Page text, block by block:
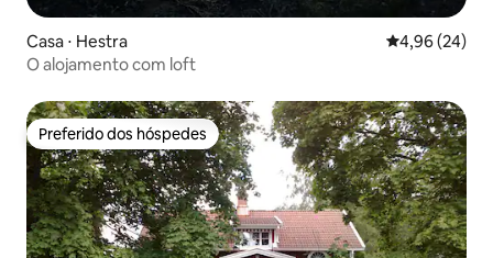
Casa ⋅ Hestra 4,96 de uma
4,96 (24)
O alojamento com loft
Preferido dos hóspedes
Preferido dos hóspedes